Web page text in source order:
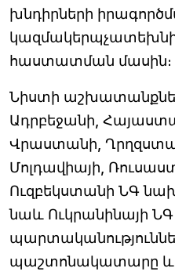
խնդիրների
հաստատման մասին։
Նիստի
Ադրբեջանի,
Վրաստանի,
Մոլդավիայի,
Ուզբեկստանի ՆԳ
նաև Ուկրանինայի
պաշտոնակատարը և